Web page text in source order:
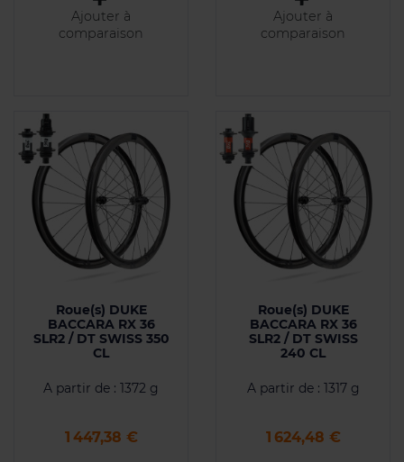
Ajouter à
comparaison
Ajouter à
comparaison
Roue(s) DUKE
BACCARA RX 36
SLR2 / DT SWISS 350
CL
A partir de : 1372 g
Prix
1 447,38 €
Roue(s) DUKE
BACCARA RX 36
SLR2 / DT SWISS
240 CL
A partir de : 1317 g
Prix
1 624,48 €